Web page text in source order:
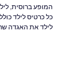
המופע ברוסית, לילדים
כל כרטיס לילד
לילד את האגדה